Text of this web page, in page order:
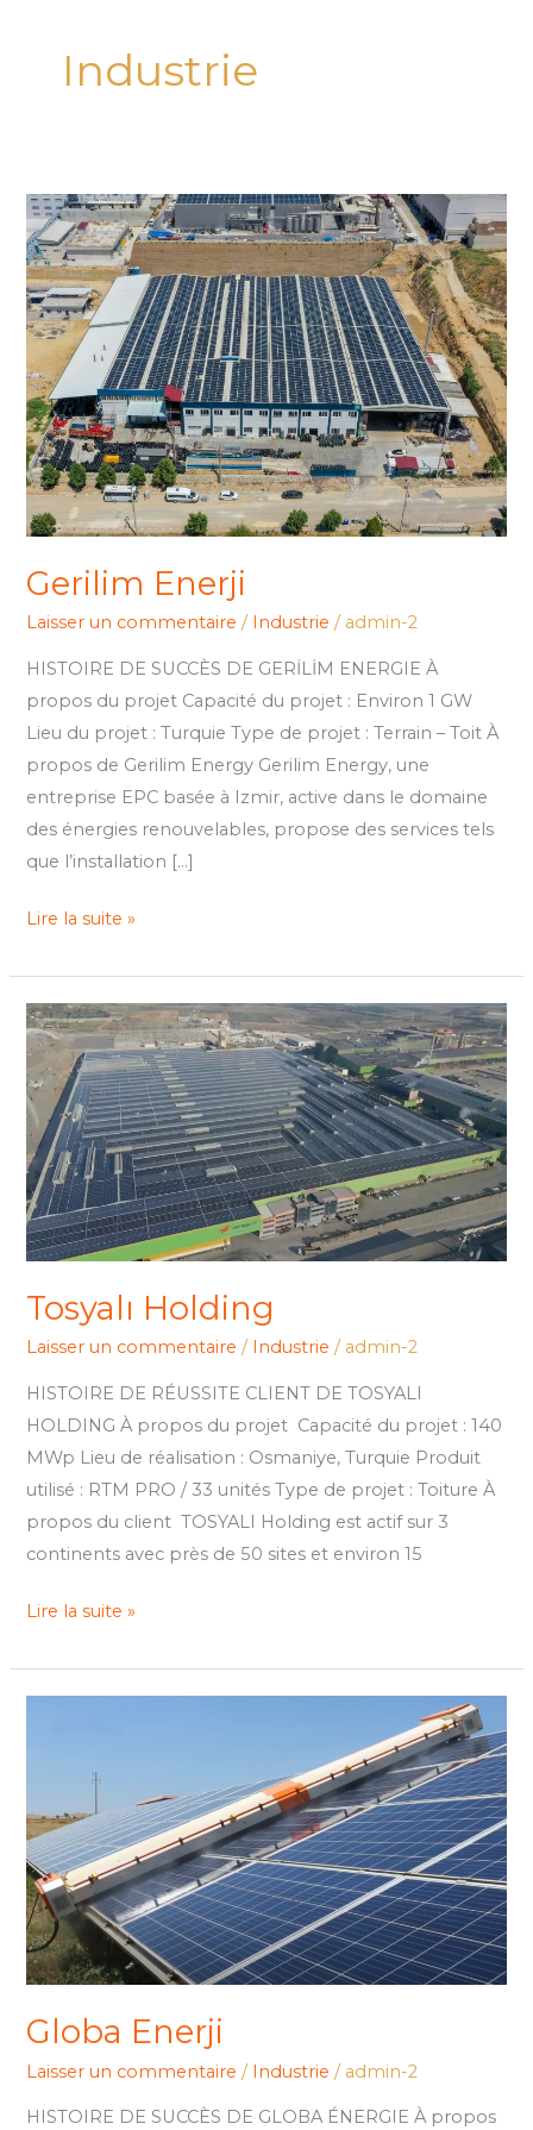
Industrie
Gerilim Enerji
Laisser un commentaire / Industrie / admin-2
HISTOIRE DE SUCCÈS DE GERİLİM ENERGIE À
propos du projet Capacité du projet : Environ 1 GW
Lieu du projet : Turquie Type de projet : Terrain – Toit À
propos de Gerilim Energy Gerilim Energy, une
entreprise EPC basée à Izmir, active dans le domaine
des énergies renouvelables, propose des services tels
que l’installation […]
Gerilim
Enerji
Lire la suite »
Tosyalı Holding
Laisser un commentaire / Industrie / admin-2
HISTOIRE DE RÉUSSITE CLIENT DE TOSYALI
HOLDING À propos du projet Capacité du projet : 140
MWp Lieu de réalisation : Osmaniye, Turquie Produit
utilisé : RTM PRO / 33 unités Type de projet : Toiture À
propos du client TOSYALI Holding est actif sur 3
continents avec près de 50 sites et environ 15
Tosyalı
Holding
Lire la suite »
Globa Enerji
Laisser un commentaire / Industrie / admin-2
HISTOIRE DE SUCCÈS DE GLOBA ÉNERGIE À propos